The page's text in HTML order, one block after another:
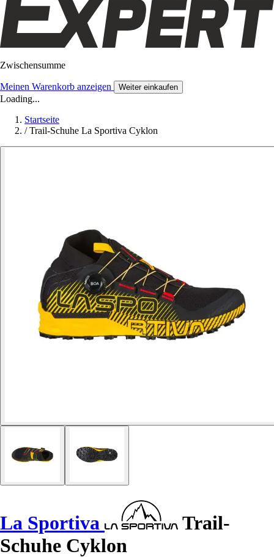
Zwischensumme
Meinen Warenkorb anzeigen Weiter einkaufen
Loading...
Startseite
/ Trail-Schuhe La Sportiva Cyklon
La Sportiva
Trail-
Schuhe Cyklon